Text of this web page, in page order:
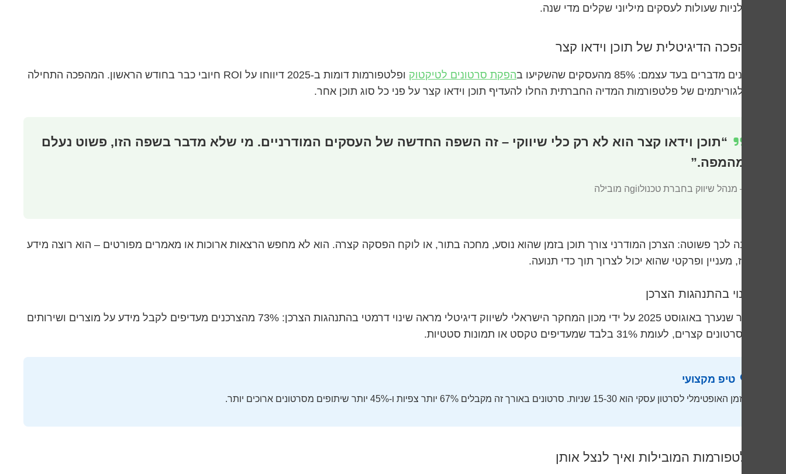
הקטלניות שעולות לעסקים מיליוני שקלים מדי שנה.
המהפכה הדיגיטלית של תוכן וידאו קצר
הנתונים מדברים בעד עצמם: 85% מהעסקים שהשקיעו ב הפקת סרטונים לטיקטוק
ופלטפורמות דומות ב-2025 דיווחו על ROI חיובי כבר בחודש הראשון. המהפכה התחילה
כשאלגוריתמים של פלטפורמות המדיה החברתית החלו להעדיף תוכן וידאו קצר על פני כל סוג תוכן אחר.
“תוכן וידאו קצר הוא לא רק כלי שיווקי – זה השפה החדשה של העסקים המודרניים. מי שלא מדבר בשפה הזו, פשוט נעלם
מהמפה.”
– מנהל שיווק בחברת טכנולוgiה מובילה
הסיבה לכך פשוטה: הצרכן המודרני צורך תוכן בזמן שהוא נוסע, מחכה בתור, או לוקח הפסקה קצרה. הוא לא מחפש הרצאות ארוכות או מאמרים מפורטים – הוא רוצה מידע
מרוכז, מעניין ופרקטי שהוא יכול לצרוך תוך כדי תנועה.
השינוי בהתנהגות הצרכן
מחקר שנערך באוגוסט 2025 על ידי מכון המחקר הישראלי לשיווק דיגיטלי מראה שינוי דרמטי בהתנהגות הצרכן: 73% מהצרכנים מעדיפים לקבל מידע על מוצרים ושירותים
דרך סרטונים קצרים, לעומת 31% בלבד שמעדיפים טקסט או תמונות סטטיות.
טיפ מקצועי
הזמן האופטימלי לסרטון עסקי הוא 15-30 שניות. סרטונים באורך זה מקבלים 67% יותר צפיות ו-45% יותר שיתופים מסרטונים ארוכים יותר.
הפלטפורמות המובילות ואיך לנצל אותן